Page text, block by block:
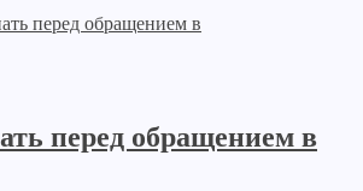
перед обращением в